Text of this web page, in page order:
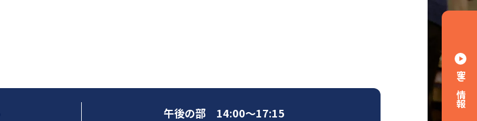
空き情報
午後の部 14:00～17:15